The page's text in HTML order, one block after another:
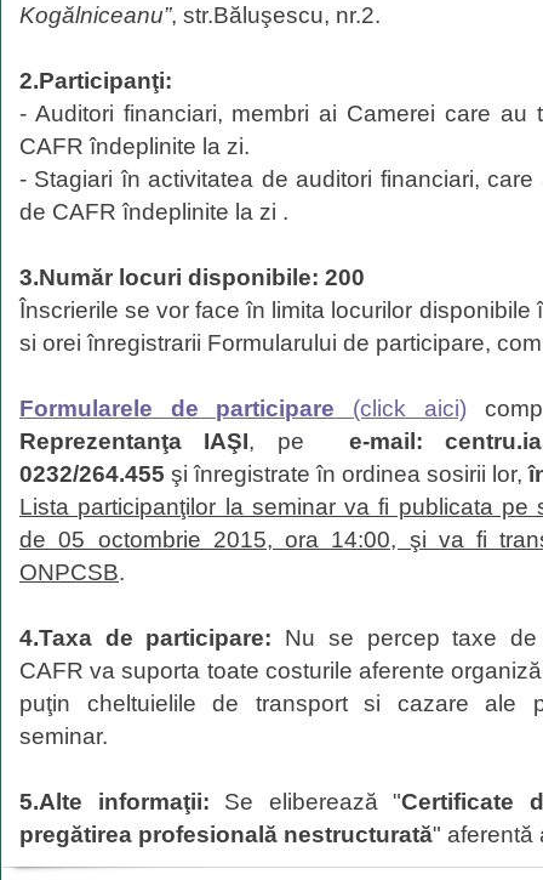
Kogălniceanu”, str.Băluşescu, nr.2.
2.Participanţi:
- Auditori financiari, membri ai Camerei care au
CAFR îndeplinite la zi.
- Stagiari în activitatea de auditori financiari,
de CAFR îndeplinite la zi .
3.Număr locuri disponibile: 200
Înscrierile se vor face în limita locurilor disponibile
si orei înregistrarii Formularului de participare,
Formularele de participare (click aici)
Reprezentanţa IAŞI, pe e-mail:
0232/264.455 şi înregistrate în ordinea sosirii lor,
Lista participanţilor la seminar va fi publicata pe
de 05 octombrie 2015, ora 14:00, şi va fi
ONPCSB.
4.Taxa de participare: Nu se percep taxe de
CAFR va suporta toate costurile aferente
puţin cheltuielile de transport si cazare ale
seminar.
5.Alte informaţii: Se eliberează "Certificate
pregătirea profesională nestructurată" aferentă